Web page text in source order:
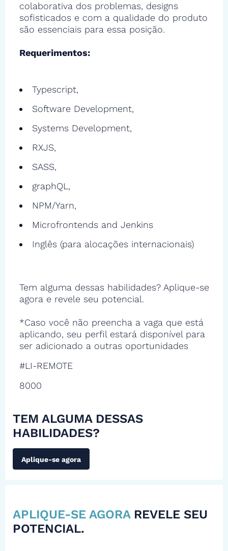
colaborativa dos problemas, designs
sofisticados e com a qualidade do produto
são essenciais para essa posição.
Requerimentos:
Typescript,
Software Development,
Systems Development,
RXJS,
SASS,
graphQL,
NPM/Yarn,
Microfrontends and Jenkins
Inglês (para alocações internacionais)
Tem alguma dessas habilidades? Aplique-se
agora e revele seu potencial.
*Caso você não preencha a vaga que está
aplicando, seu perfil estará disponível para
ser adicionado a outras oportunidades
#LI-REMOTE
8000
TEM ALGUMA DESSAS
HABILIDADES?
Aplique-se agora
APLIQUE-SE AGORA REVELE SEU
POTENCIAL.